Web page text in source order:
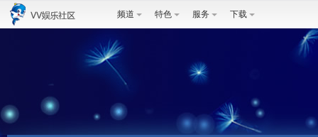
频道 特色 服务 下载